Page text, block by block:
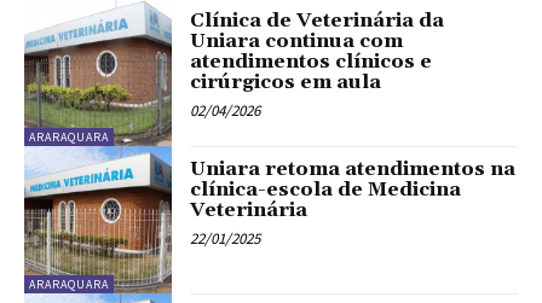
ARARAQUARA
Clínica de Veterinária da
Uniara continua com
atendimentos clínicos e
cirúrgicos em aula
02/04/2026
ARARAQUARA
Uniara retoma atendimentos na
clínica-escola de Medicina
Veterinária
22/01/2025